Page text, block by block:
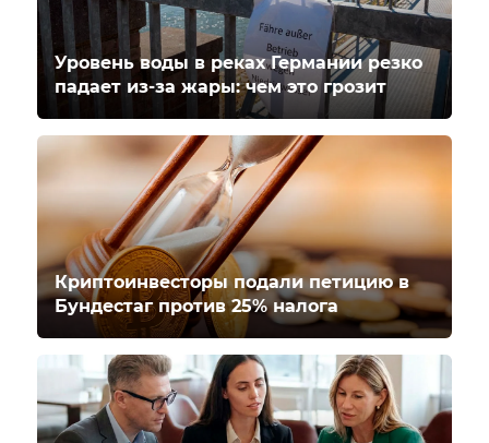
Уровень воды в реках Германии резко
падает из-за жары: чем это грозит
Криптоинвесторы подали петицию в
Бундестаг против 25% налога